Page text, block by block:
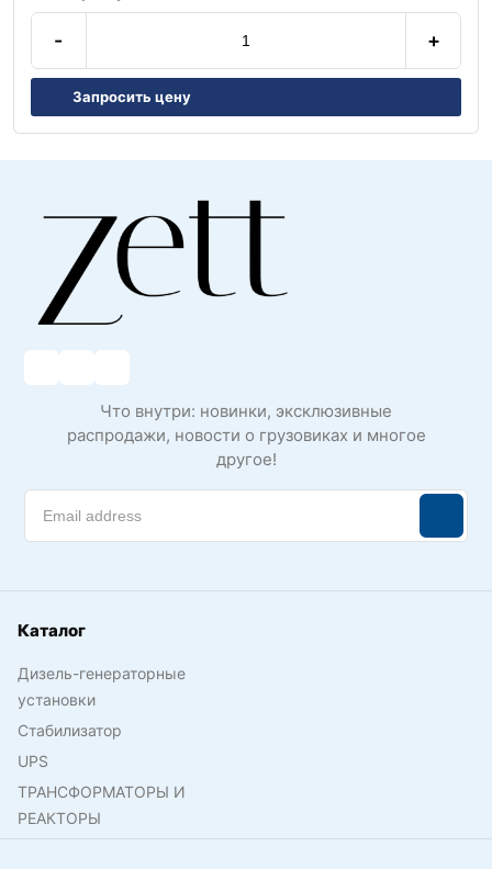
- +
Запросить цену
Что внутри: новинки, эксклюзивные
распродажи, новости о грузовиках и многое
другое!
Каталог
Дизель-генераторные
установки
Стабилизатор
UPS
ТРАНСФОРМАТОРЫ И
РЕАКТОРЫ